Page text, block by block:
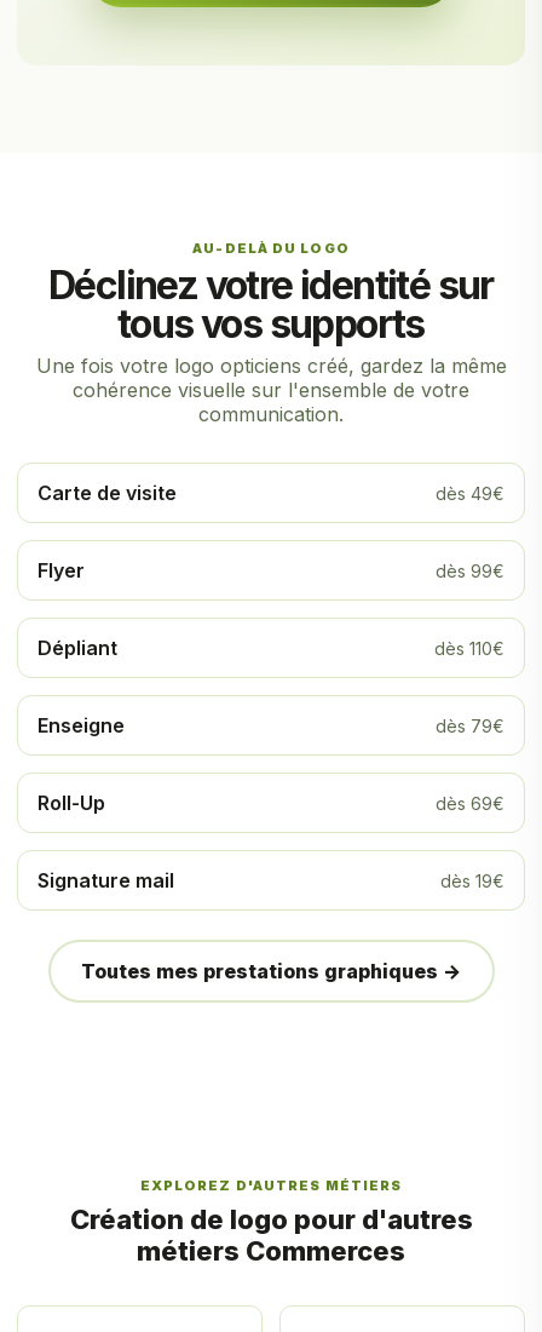
AU-DELÀ DU LOGO
Déclinez votre identité sur
tous vos supports
Une fois votre logo opticiens créé, gardez la même
cohérence visuelle sur l'ensemble de votre
communication.
Carte de visite dès 49€
Flyer dès 99€
Dépliant dès 110€
Enseigne dès 79€
Roll-Up dès 69€
Signature mail dès 19€
Toutes mes prestations graphiques →
EXPLOREZ D'AUTRES MÉTIERS
Création de logo pour d'autres
métiers Commerces